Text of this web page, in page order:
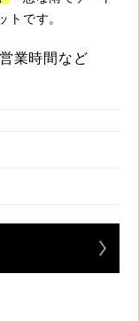
です。
業時間など